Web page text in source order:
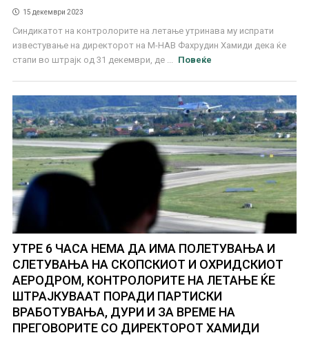
15 декември 2023
Синдикатот на контролорите на летање утринава му испрати
известување на директорот на М-НАВ Фахрудин Хамиди дека ќе
стапи во штрајк од 31 декември, де ...
Повеќе
УТРЕ 6 ЧАСА НЕМА ДА ИМА ПОЛЕТУВАЊА И
СЛЕТУВАЊА НА СКОПСКИОТ И ОХРИДСКИОТ
АЕРОДРОМ, КОНТРОЛОРИТЕ НА ЛЕТАЊЕ ЌЕ
ШТРАЈКУВААТ ПОРАДИ ПАРТИСКИ
ВРАБОТУВАЊА, ДУРИ И ЗА ВРЕМЕ НА
ПРЕГОВОРИТЕ СО ДИРЕКТОРОТ ХАМИДИ